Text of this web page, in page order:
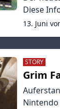
Diese
13. Juni
STORY
Grim
Nintendo